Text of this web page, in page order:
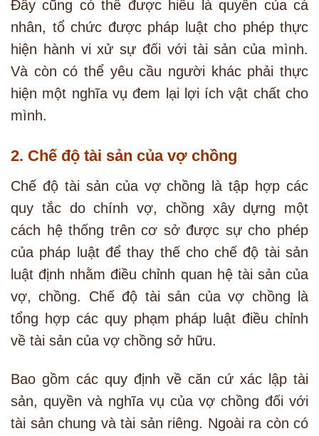
Đây cũng có thể được hiểu là quyền của cá
nhân, tổ chức được pháp luật cho phép thực
hiện hành vi xử sự đối với tài sản của mình.
Và còn có thể yêu cầu người khác phải thực
hiện một nghĩa vụ đem lại lợi ích vật chất cho
mình.
2. Chế độ tài sản của vợ chồng
Chế độ tài sản của vợ chồng là tập hợp các
quy tắc do chính vợ, chồng xây dựng một
cách hệ thống trên cơ sở được sự cho phép
của pháp luật để thay thế cho chế độ tài sản
luật định nhằm điều chỉnh quan hệ tài sản của
vợ, chồng. Chế độ tài sản của vợ chồng là
tổng hợp các quy phạm pháp luật điều chỉnh
về tài sản của vợ chồng sở hữu.
Bao gồm các quy định về căn cứ xác lập tài
sản, quyền và nghĩa vụ của vợ chồng đối với
tài sản chung và tài sản riêng. Ngoài ra còn có